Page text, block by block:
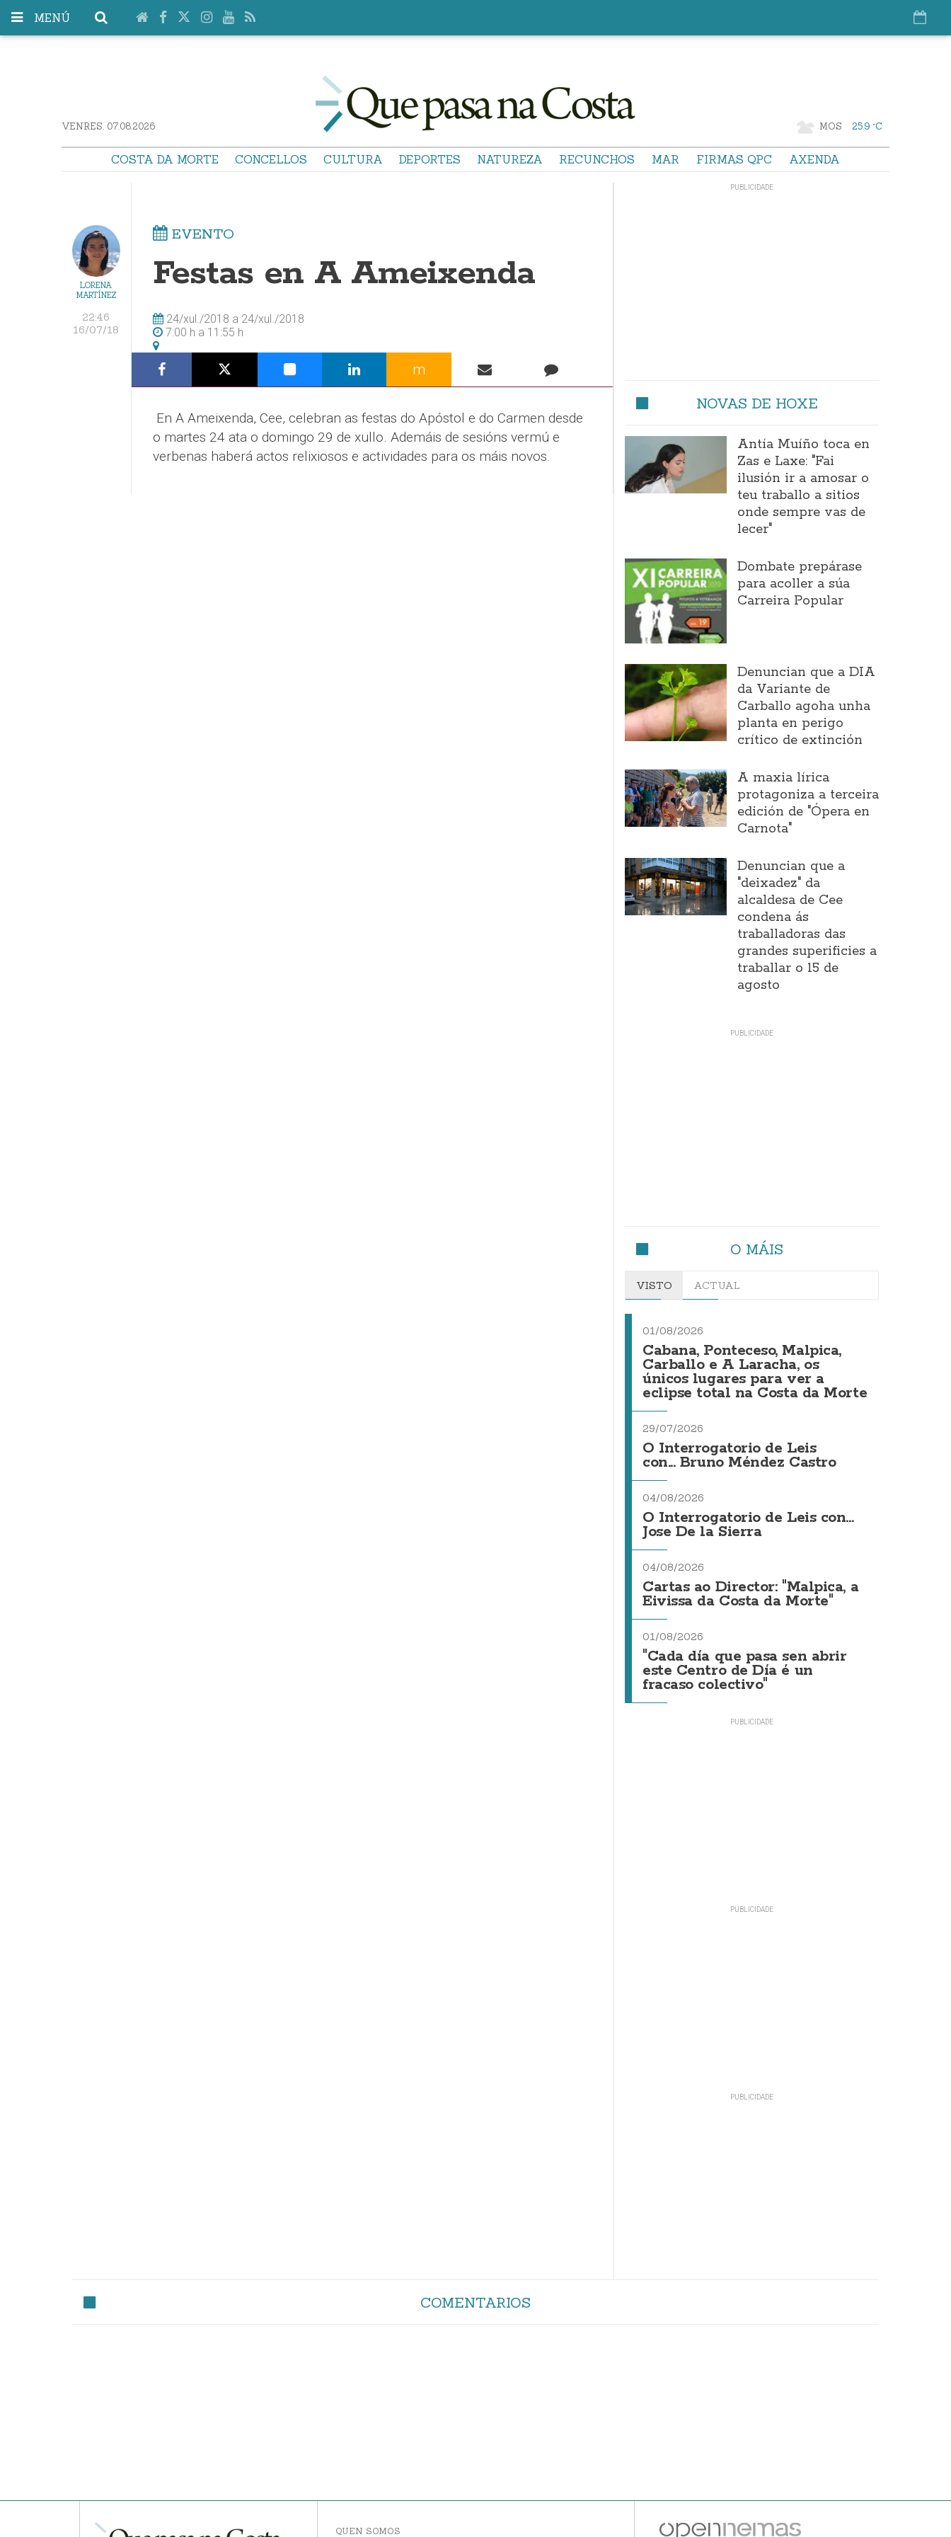
MENÚ
VENRES. 07.08.2026 MOS 25.9 °C
COSTA DA MORTE CONCELLOS CULTURA DEPORTES NATUREZA RECUNCHOS MAR FIRMAS QPC AXENDA
LORENA
MARTÍNEZ
22:46
16/07/18
EVENTO
Festas en A Ameixenda
24/xul./2018 a 24/xul./2018
7:00 h a 11:55 h
m
En A Ameixenda, Cee, celebran as festas do Apóstol e do Carmen desde
o martes 24 ata o domingo 29 de xullo. Ademáis de sesións vermú e
verbenas haberá actos relixiosos e actividades para os máis novos.
NOVAS DE HOXE
Antía Muíño toca en
Zas e Laxe: "Fai
ilusión ir a amosar o
teu traballo a sitios
onde sempre vas de
lecer"
Dombate prepárase
para acoller a súa
Carreira Popular
Denuncian que a DIA
da Variante de
Carballo agoha unha
planta en perigo
crítico de extinción
A maxia lírica
protagoniza a terceira
edición de "Ópera en
Carnota"
Denuncian que a
"deixadez" da
alcaldesa de Cee
condena ás
traballadoras das
grandes superificies a
traballar o 15 de
agosto
O MÁIS
VISTO ACTUAL
01/08/2026
Cabana, Ponteceso, Malpica,
Carballo e A Laracha, os
únicos lugares para ver a
eclipse total na Costa da Morte
29/07/2026
O Interrogatorio de Leis
con... Bruno Méndez Castro
04/08/2026
O Interrogatorio de Leis con...
Jose De la Sierra
04/08/2026
Cartas ao Director: "Malpica, a
Eivissa da Costa da Morte"
01/08/2026
"Cada día que pasa sen abrir
este Centro de Día é un
fracaso colectivo"
COMENTARIOS
QUEN SOMOS